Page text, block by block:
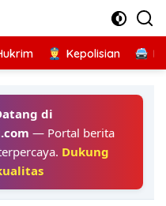
Kepolisian
di
— Portal berita
Dukung